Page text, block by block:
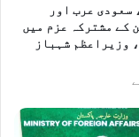
سعودی عرب اور
کے مشترکہ عزم میں
وزیراعظم شہباز